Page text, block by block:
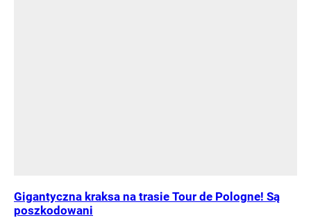
Gigantyczna kraksa na trasie Tour de Pologne! Są
poszkodowani